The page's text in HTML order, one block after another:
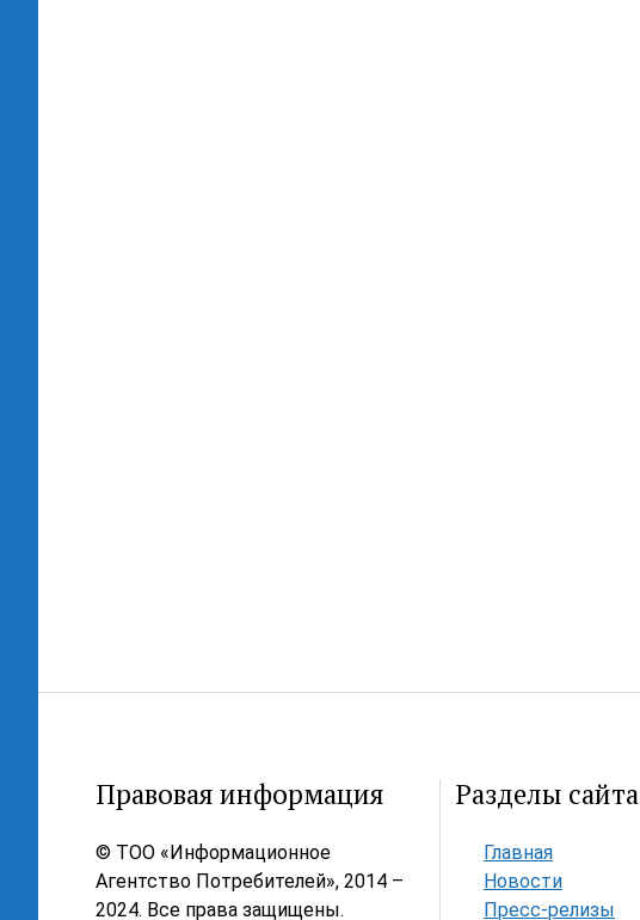
Правовая информация
© ТОО «Информационное
Агентство Потребителей», 2014 –
2024. Все права защищены.
Разделы сайта
Главная
Новости
Пресс-релизы